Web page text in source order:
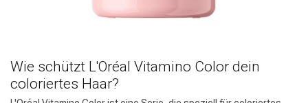
Wie schützt L'Oréal Vitamino Color dein
coloriertes Haar?